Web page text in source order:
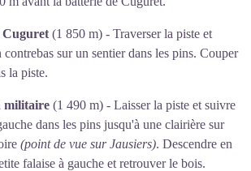
Cuguret (1 850 m) - Traverser la piste et
contrebas sur un sentier dans les pins. Couper
la piste.
militaire (1 490 m) - Laisser la piste et suivre
dans les pins jusqu'à une clairière sur
(point de vue sur Jausiers). Descendre en
falaise à gauche et retrouver le bois.